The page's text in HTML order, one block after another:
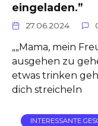
eingeladen.”
27.06.2024
„„Mama, mein
ausgehen zu
etwas trinken
dich streicheln
INTERESSANTE